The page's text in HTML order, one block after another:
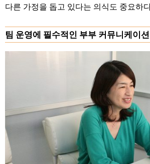
다른 가정을 돕고 있다는 의식도 중요하
팀 운영에 필수적인 부부 커뮤니케이션